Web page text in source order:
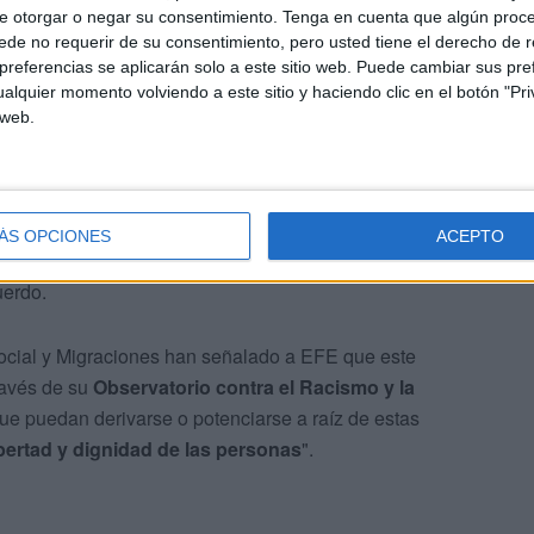
otorgar o negar su consentimiento. Tenga en cuenta que algún
no requerir de su consentimiento, pero usted tiene el derecho de
se aplicarán solo a este sitio web. Puede cambiar sus
momento volviendo a este sitio y haciendo clic en el botón
OPCIONES ACEPTO
se producen en otras partes del país a mí me
seguirá"muy de cerca"losdiscursos de odioque
y Migraciones han señalado a EFE que este
de su Observatorio contra el Racismo y la
puedan derivarse o potenciarse a raíz de estas
y dignidad de las personas".